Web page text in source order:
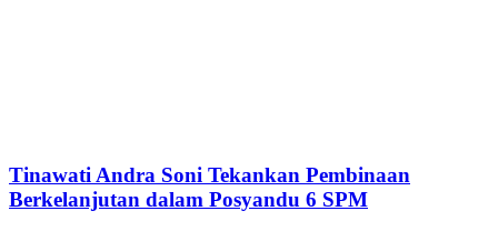
Tinawati Andra Soni Tekankan Pembinaan
Berkelanjutan dalam Posyandu 6 SPM